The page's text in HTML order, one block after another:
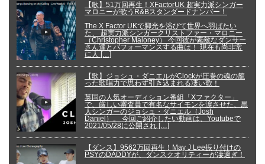
【歌】51万回再生！XFactorUK 超実力派シンガー
マロニーが歌うR&Bスタンダードナンバー！
The X Factor UKで脚光を浴びて世界へ羽ばたい
た、 超実力派シンガークリストファー・マロニー
（Christopher Maloney） 今回彼が素敵なダンサー
さん達とパフォーマンスする曲は！ 現在も尚非常
に人 […]
【歌】ジョシュ・ダニエルがClockが圧巻の魂の籠
った歌唱力で思わず引き込まれる凄い歌！
英国の人気オーディション番組「Xファクター」
で、厳しい審査員で有名なサイモンを涙させた、黒
人シンガーのジョシュ・ダニエル（Josh
Daniel）。 今回ご紹介したい動画は、Youtubeで
2021/05/28に公開され […]
【ダンス】9562万回再生！May J Lee振り付けの
PSYのDADDYが、ダンスクオリティーが凄過ぎ！